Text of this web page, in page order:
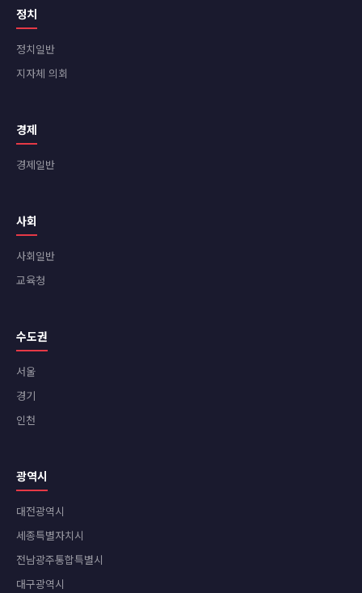
정치
정치일반
지자체 의회
경제
경제일반
사회
사회일반
교육청
수도권
서울
경기
인천
광역시
대전광역시
세종특별자치시
전남광주통합특별시
대구광역시